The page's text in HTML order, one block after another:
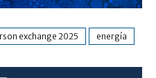
exchange 2025
energía